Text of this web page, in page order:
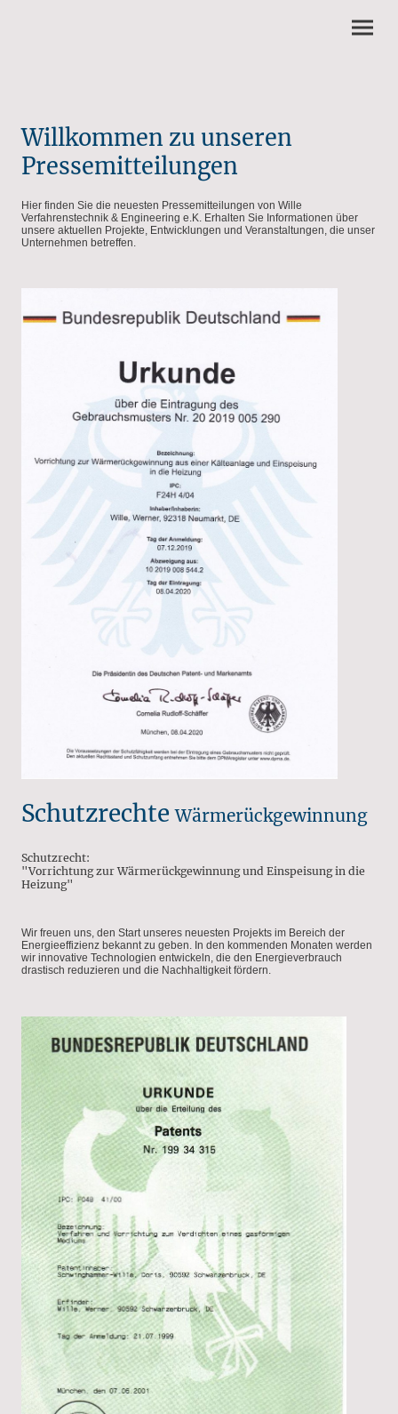
Willkommen zu unseren
Pressemitteilungen
Hier finden Sie die neuesten Pressemitteilungen von Wille
Verfahrenstechnik & Engineering e.K. Erhalten Sie Informationen über
unsere aktuellen Projekte, Entwicklungen und Veranstaltungen, die unser
Unternehmen betreffen.
SchutzrechteWärmerückgewinnung
Schutzrecht:
"Vorrichtung zur Wärmerückgewinnung und Einspeisung in die
Heizung"
Wir freuen uns, den Start unseres neuesten Projekts im Bereich der
Energieeffizienz bekannt zu geben. In den kommenden Monaten werden
wir innovative Technologien entwickeln, die den Energieverbrauch
drastisch reduzieren und die Nachhaltigkeit fördern.